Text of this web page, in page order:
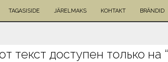
TAGASISIDE JÄRELMAKS KОНТАКТ BRÄNDID
текст доступен только на “